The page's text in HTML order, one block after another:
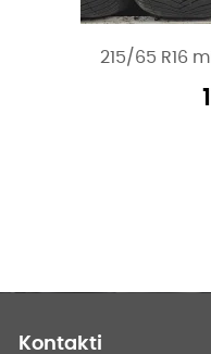
215/65 R16
Kontakti